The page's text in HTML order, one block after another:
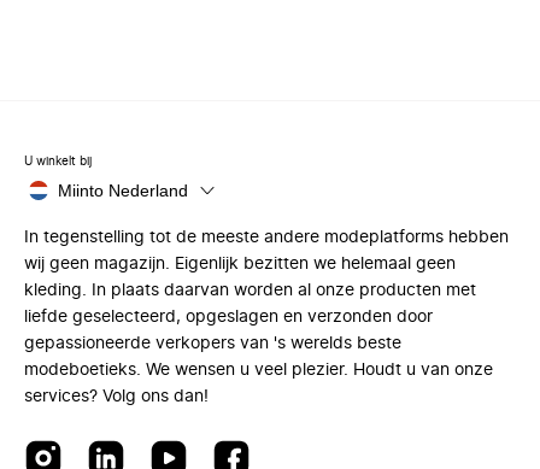
U winkelt bij
Miinto Nederland
In tegenstelling tot de meeste andere modeplatforms hebben
wij geen magazijn. Eigenlijk bezitten we helemaal geen
kleding. In plaats daarvan worden al onze producten met
liefde geselecteerd, opgeslagen en verzonden door
gepassioneerde verkopers van 's werelds beste
modeboetieks. We wensen u veel plezier. Houdt u van onze
services? Volg ons dan!